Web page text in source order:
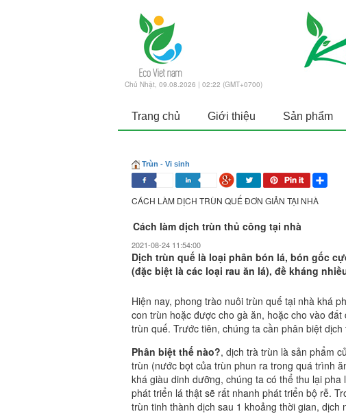
Chủ Nhật, 09.08.2026 | 02:22 (GMT+0700)
Trang chủ Giới thiệu Sản phẩm
Trùn - Vi sinh
CÁCH LÀM DỊCH TRÙN QUẾ ĐƠN GIẢN TẠI NHÀ
Cách làm dịch trùn thủ công tại nhà
2021-08-24 11:54:00
Dịch trùn quế là loại phân bón lá, bón gốc
(đặc biệt là các loại rau ăn lá), đề kháng
Hiện nay, phong trào nuôi trùn quế tại nhà khá
con trùn hoặc được cho gà ăn, hoặc cho vào
trùn quế. Trước tiên, chúng ta cần phân biệt
Phân biệt thế nào?, dịch trà trùn là sản phẩm
trùn (nước bọt của trùn phun ra trong quá trình
khá giàu dinh dưỡng, chúng ta có thể thu lại
phát triển lá thật sẽ rất nhanh phát triển bộ rễ.
trùn tinh thành dịch sau 1 khoảng thời gian,